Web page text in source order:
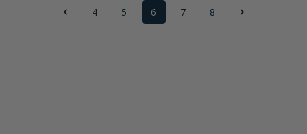
Seite
4 Seite
5 Seite
6 Seite
7 Seite
8